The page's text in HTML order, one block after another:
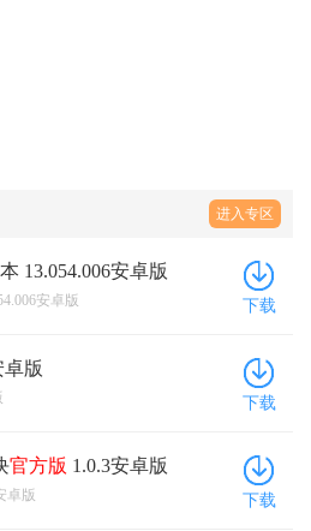
进入专区
本 13.054.006安卓版
安卓版 下载
版
下载
官方版 1.0.3安卓版
卓版 下载